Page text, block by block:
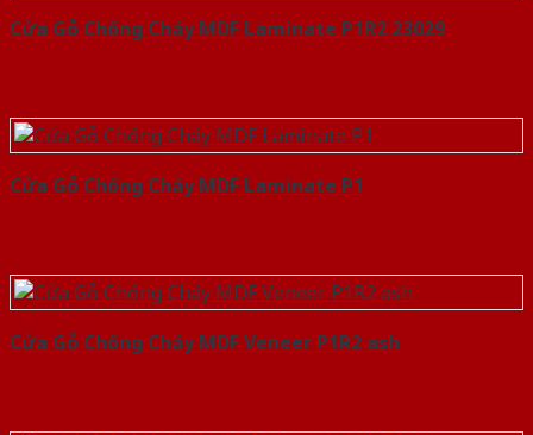
Cửa Gỗ Chống Cháy MDF Laminate P1R2 23029
Cửa Gỗ Chống Cháy MDF Laminate P1
Cửa Gỗ Chống Cháy MDF Veneer P1R2 ash